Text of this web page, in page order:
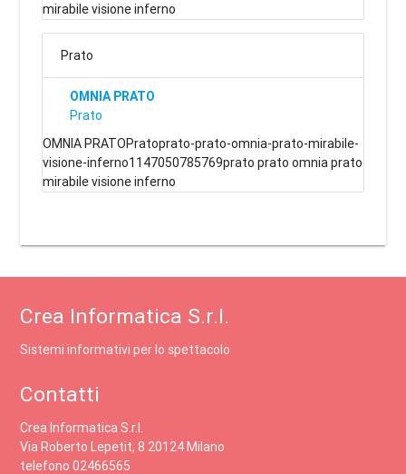
mirabile visione inferno
Prato
OMNIA PRATO
Prato
OMNIA PRATOPratoprato-prato-omnia-prato-mirabile-
visione-inferno1147050785769prato prato omnia prato
mirabile visione inferno
Crea Informatica S.r.l.
Sistemi informativi per lo spettacolo
Contatti
Crea Informatica S.r.l.
Via Roberto Lepetit, 8 20124 Milano
telefono 02466565